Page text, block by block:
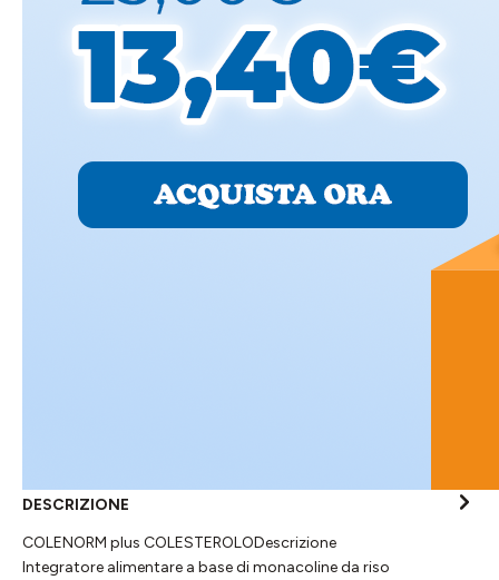
DESCRIZIONE
COLENORM plus COLESTEROLODescrizione
Integratore alimentare a base di monacoline da riso